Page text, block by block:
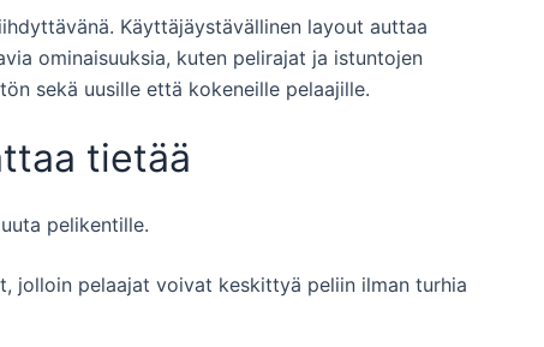
Käyttäjäystävällinen layout auttaa
ominaisuuksia, kuten pelirajat ja istuntojen
sekä uusille että kokeneille pelaajille.
tietää
pelikentille.
jolloin pelaajat voivat keskittyä peliin ilman turhia